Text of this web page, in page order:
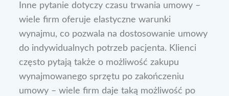
Inne pytanie dotyczy czasu trwania umowy –
wiele firm oferuje elastyczne warunki
wynajmu, co pozwala na dostosowanie umowy
do indywidualnych potrzeb pacjenta. Klienci
często pytają także o możliwość zakupu
wynajmowanego sprzętu po zakończeniu
umowy – wiele firm daje taką możliwość po